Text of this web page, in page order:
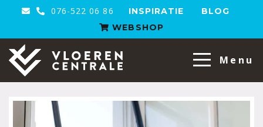
076-522 06 86 INSPIRATIE
BLOG
WEBSHOP
VloerenCentrale
Menu